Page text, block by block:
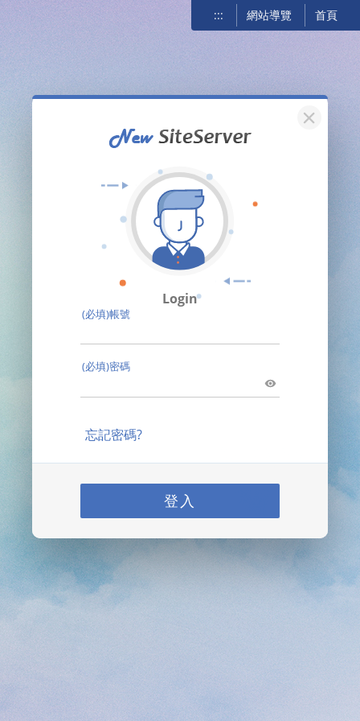
::: 網站導覽 首頁
關閉
Login
(必填)帳號
(必填)密碼
忘記密碼?
登入